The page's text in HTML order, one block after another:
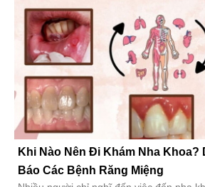
Khi Nào Nên Đi Khám Nha Khoa?
Báo Các Bệnh Răng Miệng